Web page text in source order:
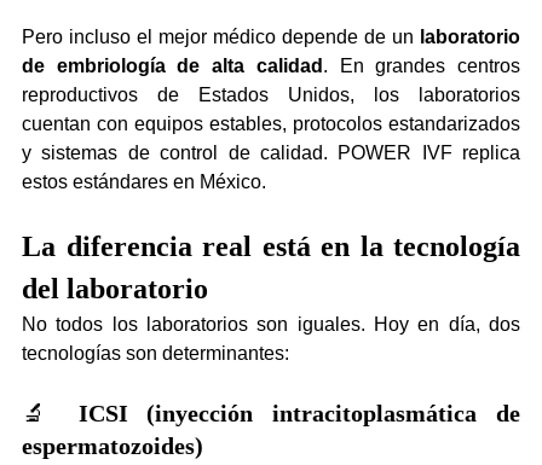
Pero incluso el mejor médico depende de un laboratorio
de embriología de alta calidad . En grandes centros
reproductivos de Estados Unidos, los laboratorios
cuentan con equipos estables, protocolos estandarizados
y sistemas de control de calidad. POWER IVF replica
estos estándares en México.
La diferencia real está en la tecnología
del laboratorio
No todos los laboratorios son iguales. Hoy en día, dos
tecnologías son determinantes:
🔬 ICSI (inyección intracitoplasmática de
espermatozoides)